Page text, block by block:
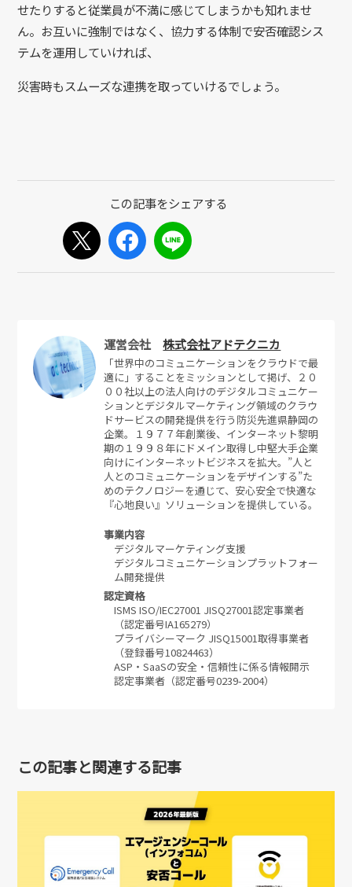
せたりすると従業員が不満に感じてしまうかも知れませ
ん。お互いに強制ではなく、協力する体制で安否確認シス
テムを運用していければ、
災害時もスムーズな連携を取っていけるでしょう。
運営会社株式会社アドテクニカ
「世界中のコミュニケーションをクラウドで最
適に」することをミッションとして掲げ、２０
００社以上の法人向けのデジタルコミュニケー
ションとデジタルマーケティング領域のクラウ
ドサービスの開発提供を行う防災先進県静岡の
企業。１９７７年創業後、インターネット黎明
期の１９９８年にドメイン取得し中堅大手企業
向けにインターネットビジネスを拡大。”人と
人とのコミュニケーションをデザインする”た
めのテクノロジーを通じて、安心安全で快適な
『心地良い』ソリューションを提供している。
事業内容
デジタルマーケティング支援
デジタルコミュニケーションプラットフォー
ム開発提供
認定資格
ISMS ISO/IEC27001 JISQ27001認定事業者
（認定番号IA165279）
プライバシーマーク JISQ15001取得事業者
（登録番号10824463）
ASP・SaaSの安全・信頼性に係る情報開示
認定事業者（認定番号0239-2004）
この記事と関連する記事